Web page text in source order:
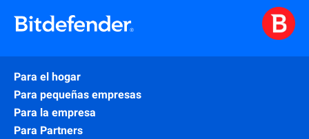
Para el hogar
Para pequeñas empresas
Para la empresa
Para Partners